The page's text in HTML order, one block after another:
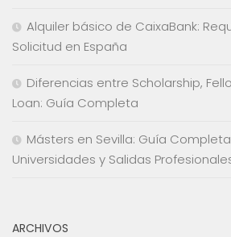
Alquiler básico de CaixaBank:
Solicitud en España
Diferencias entre Scholarship,
Loan: Guía Completa
Másters en Sevilla: Guía
Universidades y Salidas
ARCHIVOS